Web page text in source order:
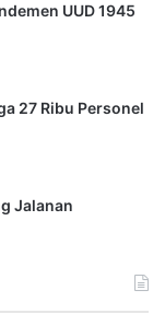
UUD 1945
27 Ribu Personel
Jalanan